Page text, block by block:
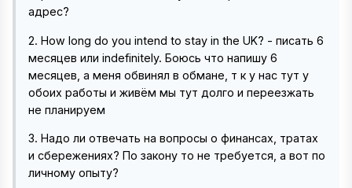
адрес?
2. How long do you intend to stay in the UK? - писать 6
месяцев или indefinitely. Боюсь что напишу 6
месяцев, а меня обвинял в обмане, т к у нас тут у
обоих работы и живём мы тут долго и переезжать
не планируем
3. Надо ли отвечать на вопросы о финансах, тратах
и сбережениях? По закону то не требуется, а вот по
личному опыту?